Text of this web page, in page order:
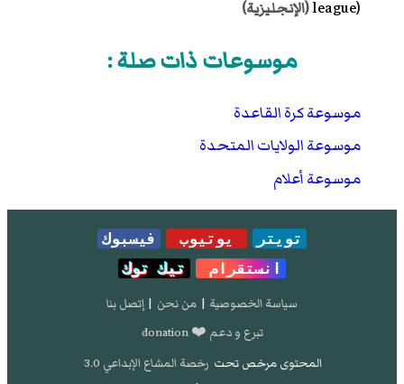
league)(الإنجليزية)
موسوعات ذات صلة :
موسوعة كرة القاعدة
موسوعة الولايات المتحدة
موسوعة أعلام
تويتر يوتيوب
فيسبوك
انستقرام
تيك توك
سياسة الخصوصية | من نحن | إتصل بنا
تبرع و دعم ❤️ donation
المحتوى مرخص تحت رخصة المشاع الإبداعي 3.0